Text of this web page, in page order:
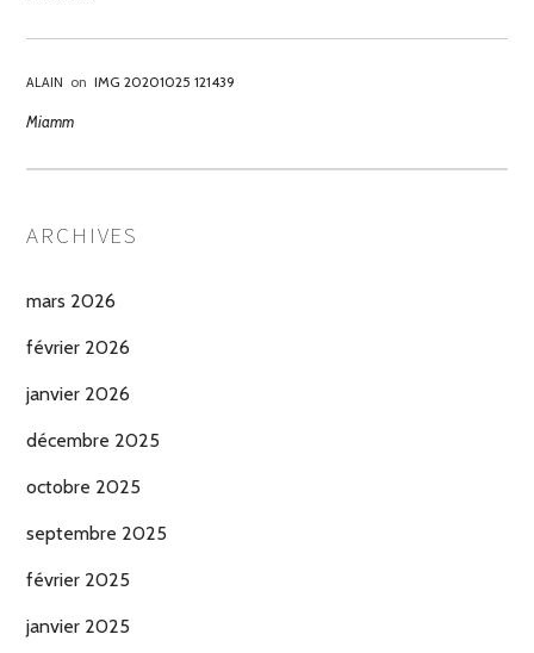
ALAIN on IMG 20201025 121439
Miamm
ARCHIVES
mars 2026
février 2026
janvier 2026
décembre 2025
octobre 2025
septembre 2025
février 2025
janvier 2025